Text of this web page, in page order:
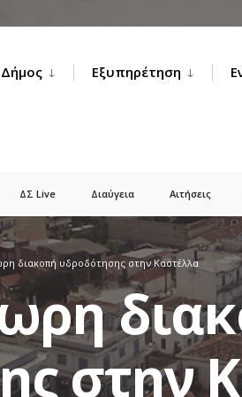
Δήμος Εξυπηρέτηση
ΔΣ Live Διαύγεια Αιτήσεις
διακοπή υδροδότησης στην Καστέλλα
στην